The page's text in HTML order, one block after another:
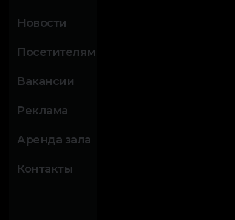
Новости
Посетителям
Вакансии
Реклама
Аренда зала
Контакты